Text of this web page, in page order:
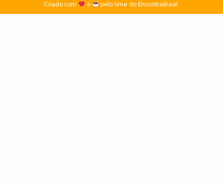
Criado com
e pelo time do EncontraBrasil